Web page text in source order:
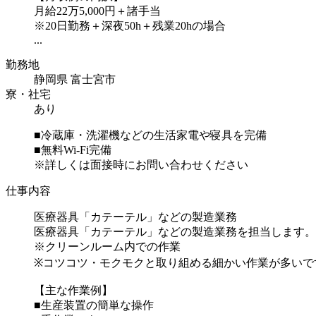
月給22万5,000円＋諸手当
※20日勤務＋深夜50h＋残業20hの場合
...
勤務地
静岡県 富士宮市
寮・社宅
あり
■冷蔵庫・洗濯機などの生活家電や寝具を完備
■無料Wi-Fi完備
※詳しくは面接時にお問い合わせください
仕事内容
医療器具「カテーテル」などの製造業務
医療器具「カテーテル」などの製造業務を担当します。
※クリーンルーム内での作業
※コツコツ・モクモクと取り組める細かい作業が多いで
【主な作業例】
■生産装置の簡単な操作